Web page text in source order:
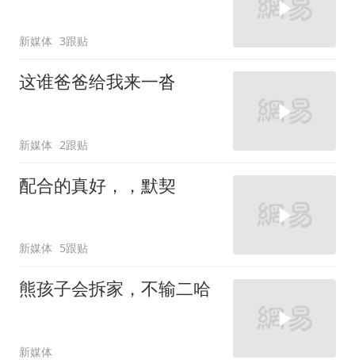
新媒体 3跟贴
这谁爸爸给我来一沓
新媒体 2跟贴
配合的真好，，默契
新媒体 5跟贴
熊孩子会拆家，不输二哈
新媒体